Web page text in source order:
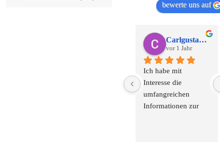
bewerte uns auf
Carlgustav Distel
vor 1 Jahr
Ich habe mit
Interesse die
umfangreichen
Informationen zur